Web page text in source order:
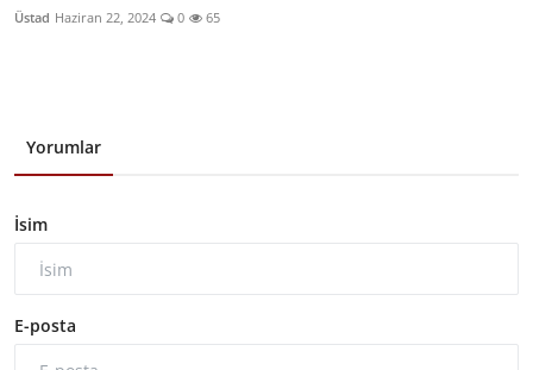
Üstad Haziran 22, 2024 0 65
Yorumlar
İsim
E-posta